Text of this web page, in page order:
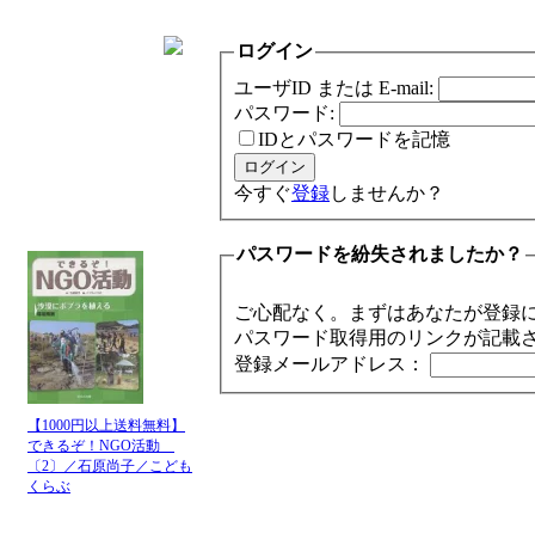
【1000円以上送料無料】
できるぞ！NGO活動
〔2〕／石原尚子／こども
くらぶ
ログイン
ユーザID または E-mail:
パスワード:
IDとパスワードを記憶
今すぐ登録しませんか？
パスワードを紛失されましたか？
ご心配なく。まずはあなたが登録
パスワード取得用のリンクが記載
登録メールアドレス：